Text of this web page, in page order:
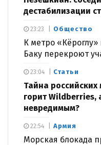
дестабилизации
Общество
К метро
Баку перекроют
23:23
Статьи
Тайна
горит Wildberries,
невредимым?
23:04
Армия
Морская блокада
22:54